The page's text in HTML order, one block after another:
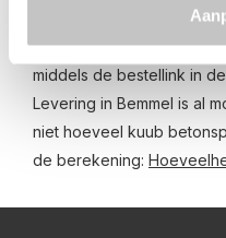
je e-mailadres in en
gerichte prijs per e-mail
middels de bestellink in
Levering in Bemmel is al
niet hoeveel kuub
de berekening: